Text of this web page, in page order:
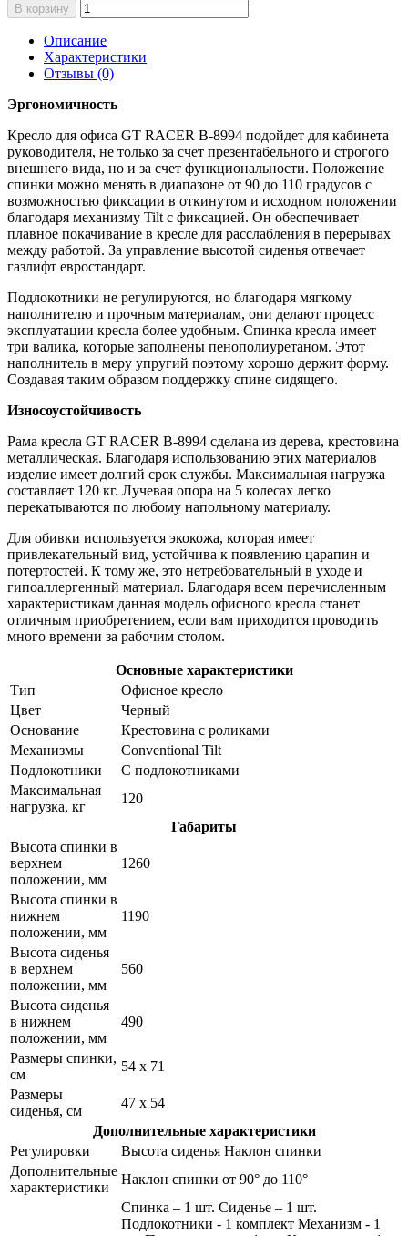
В корзину
Описание
Характеристики
Отзывы (0)
Эргономичность
Кресло для офиса GT RACER B-8994 подойдет для кабинета
руководителя, не только за счет презентабельного и строгого
внешнего вида, но и за счет функциональности. Положение
спинки можно менять в диапазоне от 90 до 110 градусов с
возможностью фиксации в откинутом и исходном положении
благодаря механизму Tilt с фиксацией. Он обеспечивает
плавное покачивание в кресле для расслабления в перерывах
между работой. За управление высотой сиденья отвечает
газлифт евростандарт.
Подлокотники не регулируются, но благодаря мягкому
наполнителю и прочным материалам, они делают процесс
эксплуатации кресла более удобным. Спинка кресла имеет
три валика, которые заполнены пенополиуретаном. Этот
наполнитель в меру упругий поэтому хорошо держит форму.
Создавая таким образом поддержку спине сидящего.
Износоустойчивость
Рама кресла GT RACER B-8994 сделана из дерева, крестовина
металлическая. Благодаря использованию этих материалов
изделие имеет долгий срок службы. Максимальная нагрузка
составляет 120 кг. Лучевая опора на 5 колесах легко
перекатываются по любому напольному материалу.
Для обивки используется экокожа, которая имеет
привлекательный вид, устойчива к появлению царапин и
потертостей. К тому же, это нетребовательный в уходе и
гипоаллергенный материал. Благодаря всем перечисленным
характеристикам данная модель офисного кресла станет
отличным приобретением, если вам приходится проводить
много времени за рабочим столом.
Основные характеристики
Тип
Офисное кресло
Цвет
Черный
Основание
Крестовина с роликами
Механизмы
Conventional Tilt
Подлокотники
С подлокотниками
Максимальная
нагрузка, кг
120
Габариты
Высота спинки в
верхнем
положении, мм
1260
Высота спинки в
нижнем
положении, мм
1190
Высота сиденья
в верхнем
положении, мм
560
Высота сиденья
в нижнем
положении, мм
490
Размеры спинки,
см
54 x 71
Размеры
сиденья, см
47 x 54
Дополнительные характеристики
Регулировки
Высота сиденья Наклон спинки
Дополнительные
характеристики
Наклон спинки от 90° до 110°
Спинка – 1 шт. Сиденье – 1 шт.
Подлокотники - 1 комплект Механизм - 1